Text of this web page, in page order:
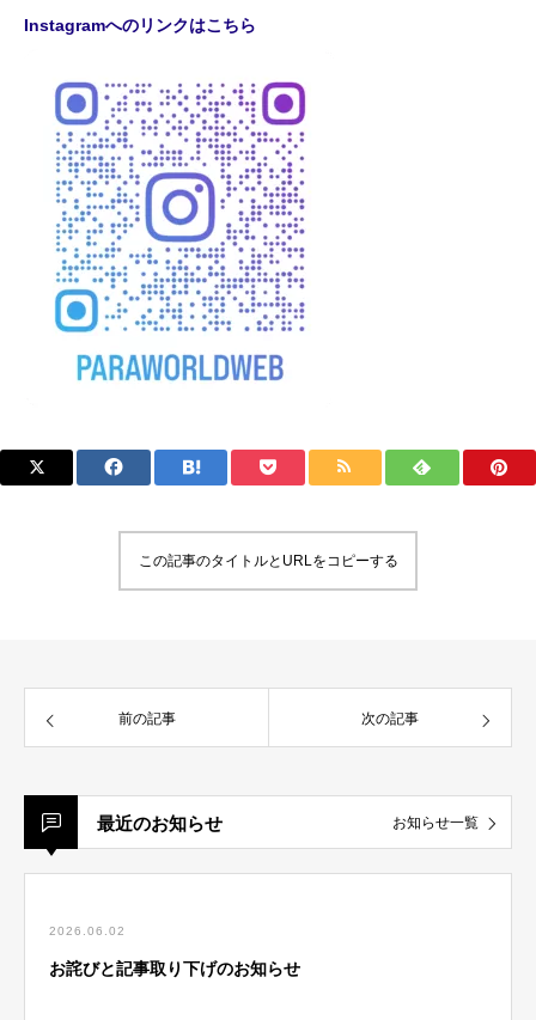
Instagramへのリンクはこちら
この記事のタイトルとURLをコピーする
前の記事 次の記事
最近のお知らせ お知らせ一覧
2026.06.02
お詫びと記事取り下げのお知らせ